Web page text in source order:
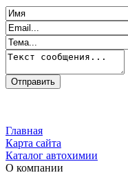
Главная
Карта сайта
Каталог автохимии
О компании